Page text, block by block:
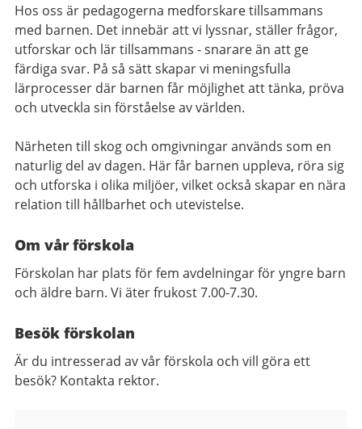
Hos oss är pedagogerna medforskare tillsammans
med barnen. Det innebär att vi lyssnar, ställer frågor,
utforskar och lär tillsammans - snarare än att ge
färdiga svar. På så sätt skapar vi meningsfulla
lärprocesser där barnen får möjlighet att tänka, pröva
och utveckla sin förståelse av världen.
Närheten till skog och omgivningar används som en
naturlig del av dagen. Här får barnen uppleva, röra sig
och utforska i olika miljöer, vilket också skapar en nära
relation till hållbarhet och utevistelse.
Om vår förskola
Förskolan har plats för fem avdelningar för yngre barn
och äldre barn. Vi äter frukost 7.00-7.30.
Besök förskolan
Är du intresserad av vår förskola och vill göra ett
besök? Kontakta rektor.